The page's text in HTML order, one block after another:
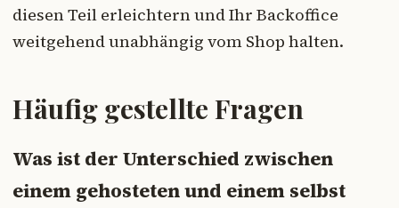
diesen Teil erleichtern und Ihr Backoffice
weitgehend unabhängig vom Shop halten.
Häufig gestellte Fragen
Was ist der Unterschied zwischen
einem gehosteten und einem selbst